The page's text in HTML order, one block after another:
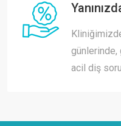
günlerinde,
acil diş